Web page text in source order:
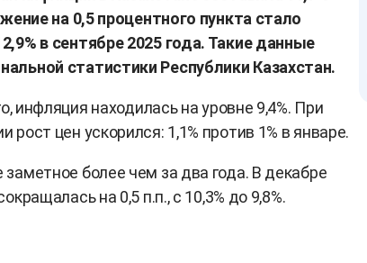
на 0,5 процентного пункта стало
в сентябре 2025 года. Такие данные
статистики Республики Казахстан.
инфляция находилась на уровне 9,4%. При
цен ускорился: 1,1% против 1% в январе.
более чем за два года. В декабре
на 0,5 п.п., с 10,3% до 9,8%.